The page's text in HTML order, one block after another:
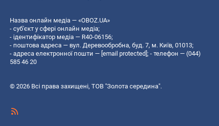
Назва онлайн медіа — «OBOZ.UA»
- суб'єкт у сфері онлайн медіа;
- ідентифікатор медіа — R40-06156;
- поштова адреса — вул. Деревообробна, буд. 7, м. Київ, 01013;
- адреса електронної пошти — [email protected]; - телефон — (044)
585 46 20
© 2026 Всі права захищені, ТОВ "Золота середина".